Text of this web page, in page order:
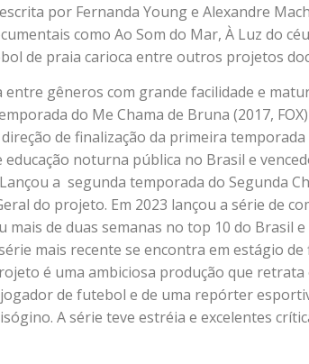
por Fernanda Young e Alexandre
como Ao Som do Mar, À Luz do
de praia carioca entre outros projetos
gêneros com grande facilidade e
do Me Chama de Bruna (2017,
de finalização da primeira temporada
noturna pública no Brasil e
a segunda temporada do Segunda
do projeto. Em 2023 lançou a série de
mais de duas semanas no top 10 do Brasil
mais recente se encontra em estágio de
é uma ambiciosa produção que
de futebol e de uma repórter
A série teve estréia e excelentes